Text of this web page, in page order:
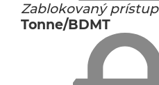
Zablokovaný prístup
Tonne/BDMT